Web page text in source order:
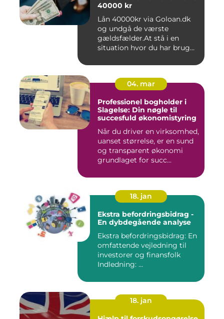
40000 kr
Lån 40000kr via Goloan.dk
og undgå de værste
gældsfælder.At stå i en
situation hvor du har brug
04. mar
Professionel bogholder i
Slagelse: Din nøgle til
succesfuld økonomistyring
Når du driver en virksomhed,
uanset størrelse, er en sund
og transparent økonomi
grundlaget for succ...
18. jan
Ekstra befordringsbidrag -
En dybdegående analyse
Ekstra befordringsbidrag: En
omfattende vejledning til
investorer og finansfolk
Indledning: ...
18. jan